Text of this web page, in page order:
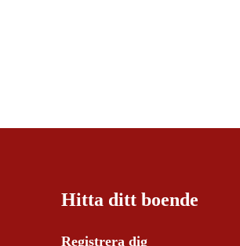
Hitta ditt boende
Registrera dig